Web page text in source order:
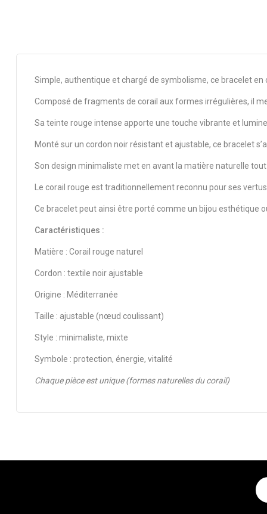
Simple, authentique et chargé de symbolisme, ce bracelet
Composé de fragments de corail aux formes irrégulières, il
Sa teinte rouge intense apporte une touche vibrante et
Monté sur un cordon noir résistant et ajustable, ce bracelet
Son design minimaliste met en avant la matière naturelle
Le corail rouge est traditionnellement reconnu pour ses
Ce bracelet peut ainsi être porté comme un bijou esthétique
Caractéristiques :
Matière : Corail rouge naturel
Cordon : textile noir ajustable
Origine : Méditerranée
Taille : ajustable (nœud coulissant)
Style : minimaliste, mixte
Symbole : protection, énergie, vitalité
Chaque pièce est unique (formes naturelles du corail)